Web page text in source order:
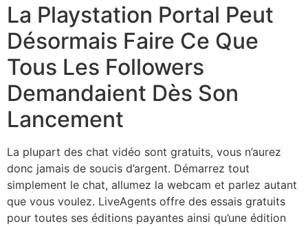
La Playstation Portal Peut
Désormais Faire Ce Que
Tous Les Followers
Demandaient Dès Son
Lancement
La plupart des chat vidéo sont gratuits, vous n’aurez
donc jamais de soucis d’argent. Démarrez tout
simplement le chat, allumez la webcam et parlez autant
que vous voulez. LiveAgents offre des essais gratuits
pour toutes ses éditions payantes ainsi qu’une édition